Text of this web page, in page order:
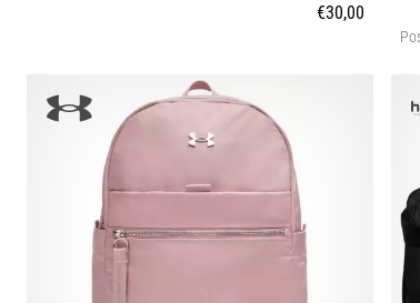
€30,00
OSFM